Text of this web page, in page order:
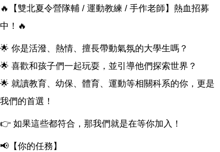
🔥【雙北夏令營隊輔 / 運動教練 / 手作老師】熱血招募
中！🔥
🌟 你是活潑、熱情、擅長帶動氣氛的大學生嗎？
🌟 喜歡和孩子們一起玩耍，並引導他們探索世界？
🌟 就讀教育、幼保、體育、運動等相關科系的你，更是
我們的首選！
👉 如果這些都符合，那我們就是在等你加入！
📢【你的任務】